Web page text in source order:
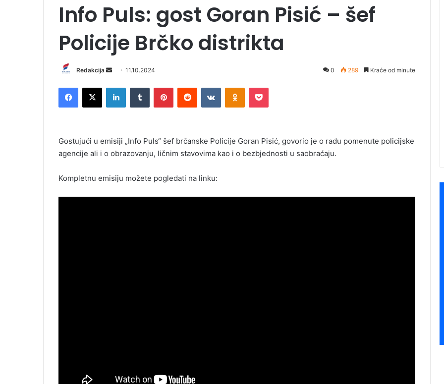
Info Puls: gost Goran Pisić – šef
Policije Brčko distrikta
Redakcija
n
d
e
m
i
11.10.2024 0 289 Kraće od minute
Gostujući u emisiji „Info Puls“ šef brčanske Policije Goran Pisić, govorio je o radu pomenute policijske
agencije ali i o obrazovanju, ličnim stavovima kao i o bezbjednosti u saobraćaju.
Kompletnu emisiju možete pogledati na linku: